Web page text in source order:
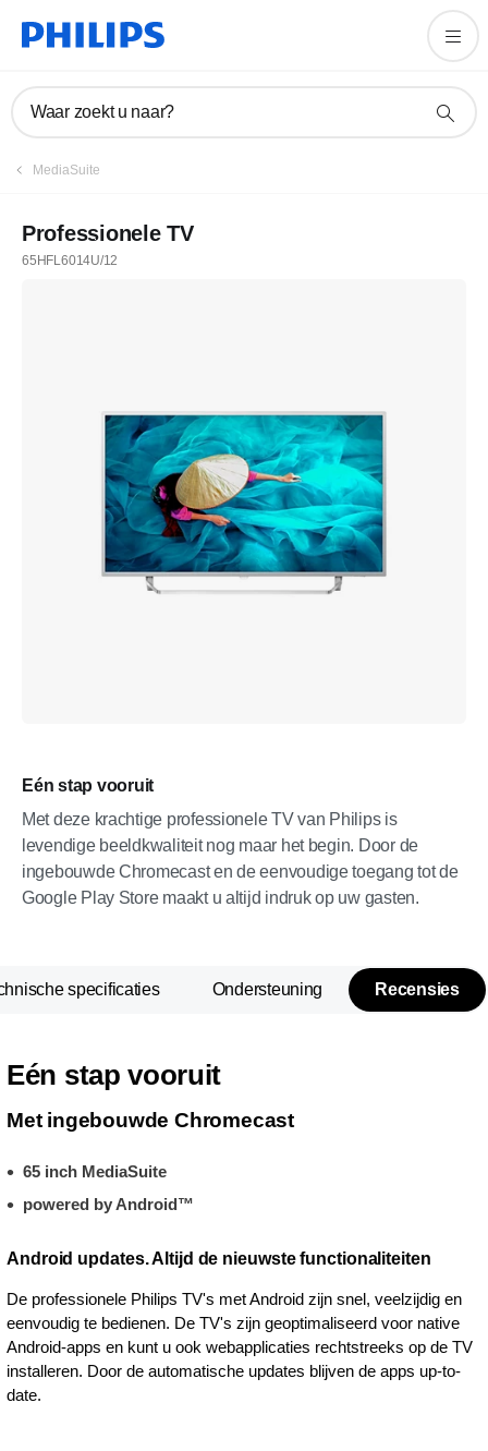
Waar zoekt u naar?
MediaSuite
Professionele TV
65HFL6014U/12
Eén stap vooruit
Met deze krachtige professionele TV van Philips is
levendige beeldkwaliteit nog maar het begin. Door de
ingebouwde Chromecast en de eenvoudige toegang tot de
Google Play Store maakt u altijd indruk op uw gasten.
specificaties Ondersteuning Recensies
Eén stap vooruit
Met ingebouwde Chromecast
65 inch MediaSuite
powered by Android™
Android updates. Altijd de nieuwste functionaliteiten
De professionele Philips TV's met Android zijn snel, veelzijdig en
eenvoudig te bedienen. De TV's zijn geoptimaliseerd voor native
Android-apps en kunt u ook webapplicaties rechtstreeks op de TV
installeren. Door de automatische updates blijven de apps up-to-
date.